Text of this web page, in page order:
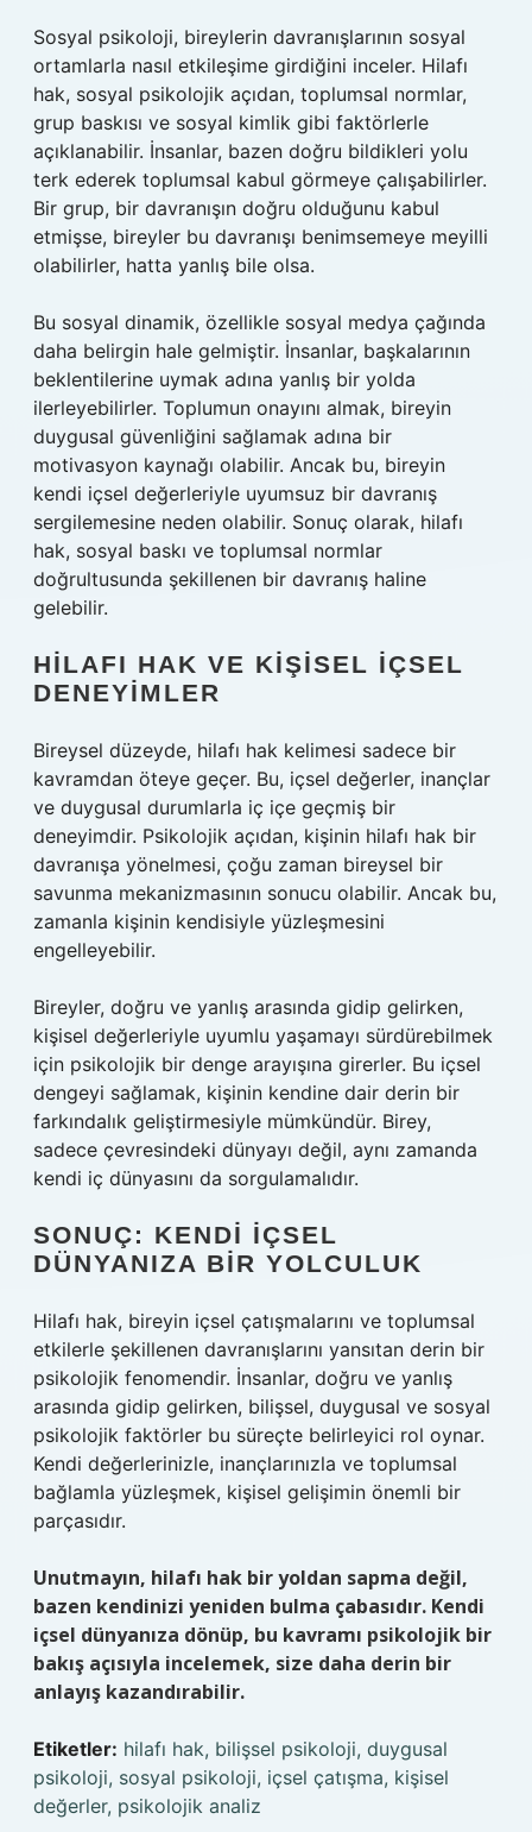
Sosyal psikoloji, bireylerin davranışlarının sosyal
ortamlarla nasıl etkileşime girdiğini inceler. Hilafı
hak, sosyal psikolojik açıdan, toplumsal normlar,
grup baskısı ve sosyal kimlik gibi faktörlerle
açıklanabilir. İnsanlar, bazen doğru bildikleri yolu
terk ederek toplumsal kabul görmeye çalışabilirler.
Bir grup, bir davranışın doğru olduğunu kabul
etmişse, bireyler bu davranışı benimsemeye meyilli
olabilirler, hatta yanlış bile olsa.
Bu sosyal dinamik, özellikle sosyal medya çağında
daha belirgin hale gelmiştir. İnsanlar, başkalarının
beklentilerine uymak adına yanlış bir yolda
ilerleyebilirler. Toplumun onayını almak, bireyin
duygusal güvenliğini sağlamak adına bir
motivasyon kaynağı olabilir. Ancak bu, bireyin
kendi içsel değerleriyle uyumsuz bir davranış
sergilemesine neden olabilir. Sonuç olarak, hilafı
hak, sosyal baskı ve toplumsal normlar
doğrultusunda şekillenen bir davranış haline
gelebilir.
HILAFI HAK VE KIŞISEL İÇSEL
DENEYIMLER
Bireysel düzeyde, hilafı hak kelimesi sadece bir
kavramdan öteye geçer. Bu, içsel değerler, inançlar
ve duygusal durumlarla iç içe geçmiş bir
deneyimdir. Psikolojik açıdan, kişinin hilafı hak bir
davranışa yönelmesi, çoğu zaman bireysel bir
savunma mekanizmasının sonucu olabilir. Ancak bu,
zamanla kişinin kendisiyle yüzleşmesini
engelleyebilir.
Bireyler, doğru ve yanlış arasında gidip gelirken,
kişisel değerleriyle uyumlu yaşamayı sürdürebilmek
için psikolojik bir denge arayışına girerler. Bu içsel
dengeyi sağlamak, kişinin kendine dair derin bir
farkındalık geliştirmesiyle mümkündür. Birey,
sadece çevresindeki dünyayı değil, aynı zamanda
kendi iç dünyasını da sorgulamalıdır.
SONUÇ: KENDI İÇSEL
DÜNYANIZA BIR YOLCULUK
Hilafı hak, bireyin içsel çatışmalarını ve toplumsal
etkilerle şekillenen davranışlarını yansıtan derin bir
psikolojik fenomendir. İnsanlar, doğru ve yanlış
arasında gidip gelirken, bilişsel, duygusal ve sosyal
psikolojik faktörler bu süreçte belirleyici rol oynar.
Kendi değerlerinizle, inançlarınızla ve toplumsal
bağlamla yüzleşmek, kişisel gelişimin önemli bir
parçasıdır.
Unutmayın, hilafı hak bir yoldan sapma değil,
bazen kendinizi yeniden bulma çabasıdır. Kendi
içsel dünyanıza dönüp, bu kavramı psikolojik bir
bakış açısıyla incelemek, size daha derin bir
anlayış kazandırabilir.
Etiketler: hilafı hak, bilişsel psikoloji, duygusal
psikoloji, sosyal psikoloji, içsel çatışma, kişisel
değerler, psikolojik analiz